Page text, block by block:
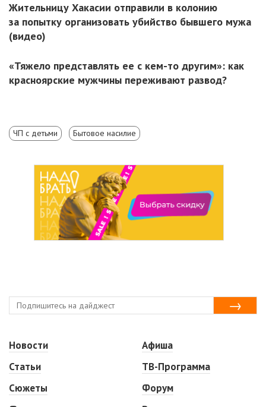
Жительницу Хакасии отправили в колонию
за попытку организовать убийство бывшего мужа
(видео)
«Тяжело представлять ее с кем-то другим»: как
красноярские мужчины переживают развод?
ЧП с детьми Бытовое насилие
Новости
Статьи
Сюжеты
Афиша
ТВ-Программа
Форум